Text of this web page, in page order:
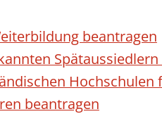
beantragen
Hochschulen
beantragen